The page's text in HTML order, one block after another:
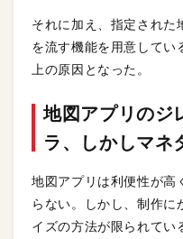
それに加え、指定された
を流す機能を用意してい
上の原因となった。
地図アプリのジ
ラ、しかしマネ
地図アプリは利便性が高
らない。しかし、制作に
イズの方法が限られてい